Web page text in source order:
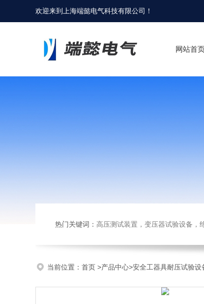
欢迎来到 上海端懿电气科技有限公司 ！
网站首
热门关键词： 高压测试装置，变压器试验设备，
当前位置： 首页 >产品中心>安全工器具耐压试验设